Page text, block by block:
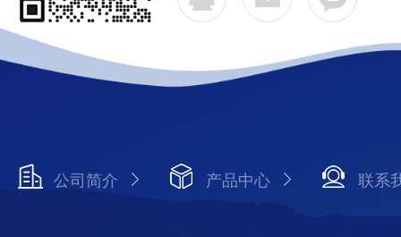
公司简介 产品中心 联系